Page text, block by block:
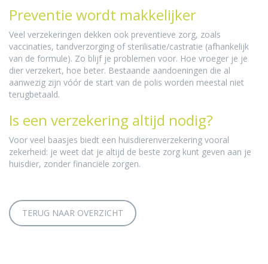
Preventie wordt makkelijker
Veel verzekeringen dekken ook preventieve zorg, zoals
vaccinaties, tandverzorging of sterilisatie/castratie (afhankelijk
van de formule). Zo blijf je problemen voor. Hoe vroeger je je
dier verzekert, hoe beter. Bestaande aandoeningen die al
aanwezig zijn vóór de start van de polis worden meestal niet
terugbetaald.
Is een verzekering altijd nodig?
Voor veel baasjes biedt een huisdierenverzekering vooral
zekerheid: je weet dat je altijd de beste zorg kunt geven aan je
huisdier, zonder financiële zorgen.
TERUG NAAR OVERZICHT